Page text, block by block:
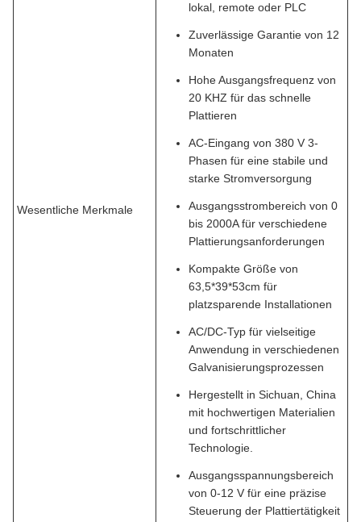
Wesentliche Merkmale
lokal, remote oder PLC
Zuverlässige Garantie von 12
Monaten
Hohe Ausgangsfrequenz von
20 KHZ für das schnelle
Plattieren
AC-Eingang von 380 V 3-
Phasen für eine stabile und
starke Stromversorgung
Ausgangsstrombereich von 0
bis 2000A für verschiedene
Plattierungsanforderungen
Kompakte Größe von
63,5*39*53cm für
platzsparende Installationen
AC/DC-Typ für vielseitige
Anwendung in verschiedenen
Galvanisierungsprozessen
Hergestellt in Sichuan, China
mit hochwertigen Materialien
und fortschrittlicher
Technologie.
Ausgangsspannungsbereich
von 0-12 V für eine präzise
Steuerung der Plattiertätigkeit